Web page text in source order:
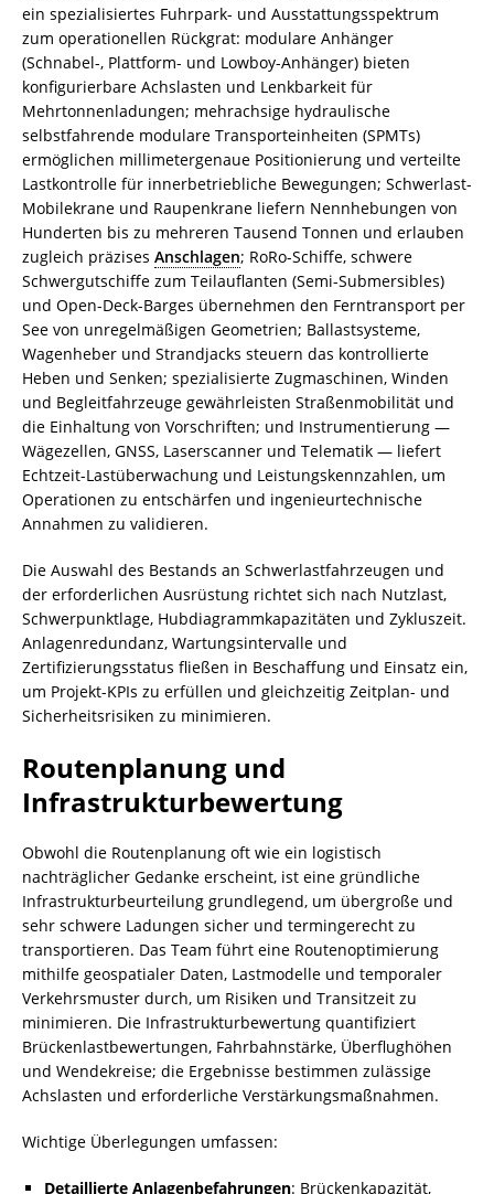
ein spezialisiertes Fuhrpark- und Ausstattungsspektrum
zum operationellen Rückgrat: modulare Anhänger
(Schnabel-, Plattform- und Lowboy-Anhänger) bieten
konfigurierbare Achslasten und Lenkbarkeit für
Mehrtonnenladungen; mehrachsige hydraulische
selbstfahrende modulare Transporteinheiten (SPMTs)
ermöglichen millimetergenaue Positionierung und verteilte
Lastkontrolle für innerbetriebliche Bewegungen; Schwerlast-
Mobilekrane und Raupenkrane liefern Nennhebungen von
Hunderten bis zu mehreren Tausend Tonnen und erlauben
zugleich präzises Anschlagen; RoRo-Schiffe, schwere
Schwergutschiffe zum Teilauflanten (Semi-Submersibles)
und Open-Deck-Barges übernehmen den Ferntransport per
See von unregelmäßigen Geometrien; Ballastsysteme,
Wagenheber und Strandjacks steuern das kontrollierte
Heben und Senken; spezialisierte Zugmaschinen, Winden
und Begleitfahrzeuge gewährleisten Straßenmobilität und
die Einhaltung von Vorschriften; und Instrumentierung —
Wägezellen, GNSS, Laserscanner und Telematik — liefert
Echtzeit-Lastüberwachung und Leistungskennzahlen, um
Operationen zu entschärfen und ingenieurtechnische
Annahmen zu validieren.
Die Auswahl des Bestands an Schwerlastfahrzeugen und
der erforderlichen Ausrüstung richtet sich nach Nutzlast,
Schwerpunktlage, Hubdiagrammkapazitäten und Zykluszeit.
Anlagenredundanz, Wartungsintervalle und
Zertifizierungsstatus fließen in Beschaffung und Einsatz ein,
um Projekt-KPIs zu erfüllen und gleichzeitig Zeitplan- und
Sicherheitsrisiken zu minimieren.
Routenplanung und
Infrastrukturbewertung
Obwohl die Routenplanung oft wie ein logistisch
nachträglicher Gedanke erscheint, ist eine gründliche
Infrastrukturbeurteilung grundlegend, um übergroße und
sehr schwere Ladungen sicher und termingerecht zu
transportieren. Das Team führt eine Routenoptimierung
mithilfe geospatialer Daten, Lastmodelle und temporaler
Verkehrsmuster durch, um Risiken und Transitzeit zu
minimieren. Die Infrastrukturbewertung quantifiziert
Brückenlastbewertungen, Fahrbahnstärke, Überflughöhen
und Wendekreise; die Ergebnisse bestimmen zulässige
Achslasten und erforderliche Verstärkungsmaßnahmen.
Wichtige Überlegungen umfassen:
Detaillierte Anlagenbefahrungen: Brückenkapazität,